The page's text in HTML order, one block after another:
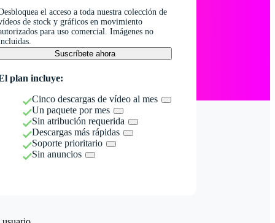
el acceso a toda nuestra colección de
de stock y gráficos en movimiento
para uso comercial. Imágenes no
Suscríbete ahora
plan incluye:
Cinco descargas de vídeo al mes
Un paquete por mes
Sin atribución requerida
Descargas más rápidas
Soporte prioritario
Sin anuncios